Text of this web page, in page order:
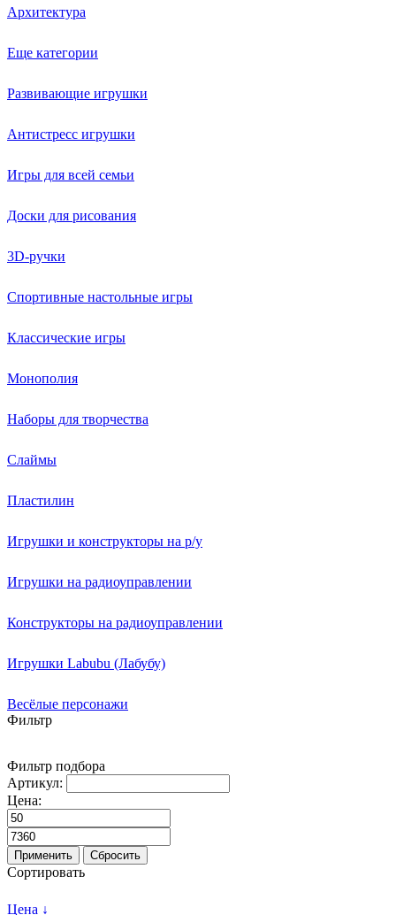
Архитектура
Еще категории
Развивающие игрушки
Антистресс игрушки
Игры для всей семьи
Доски для рисования
3D-ручки
Спортивные настольные игры
Классические игры
Монополия
Наборы для творчества
Слаймы
Пластилин
Игрушки и конструкторы на р/у
Игрушки на радиоуправлении
Конструкторы на радиоуправлении
Игрушки Labubu (Лабубу)
Весёлые персонажи
Фильтр
Фильтр подбора
Артикул:
Цена:
Применить Сбросить
Сортировать
Цена ↓